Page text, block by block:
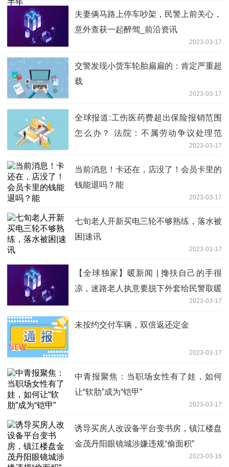
夫妻俩马路上停车吵架，民警上前关心，
意外查获一起醉驾_前沿资讯
2023-03-17
交警发现小货车轮胎扁扁的：肯定严重超
载
2023-03-17
全球报道:工伤医药费超出保险报销范围
怎么办？ 法院：不属劳动争议处理范
2023-03-17
当前消息！卡还在，店没了！会员卡里的
钱能退吗？能
2023-03-17
七旬老人开新买电三轮不够熟练，落水被
困|速讯
2023-03-17
【全球独家】暖新闻 | 搀扶自己的手很
凉，迷路老人执意要脱下外套给民警取暖
2023-03-17
未按约交付车辆，双倍返还定金
2023-03-17
中青报聚焦：当职场女性有了娃，如何
让“软肋”成为“铠甲”
2023-03-17
诱导买房人改设备平台变书房，镇江楼盘
金茂丹阳眼镜城涉嫌违规“偷面积”
2023-03-16